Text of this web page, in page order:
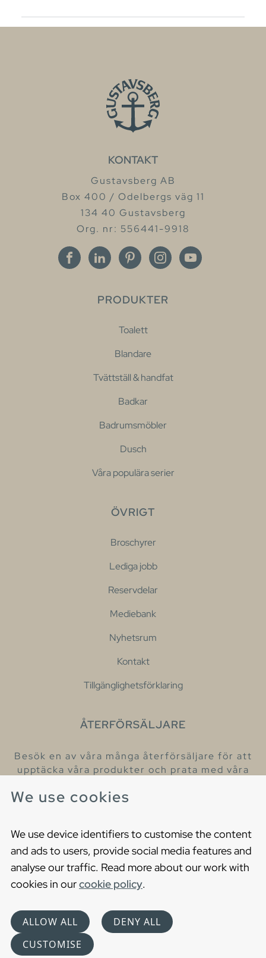
We use cookies
We use device identifiers to customise the content
and ads to users, provide social media features and
analyse our traffic. Read more about our work with
cookies in ourcookie policy.
ALLOW ALL
DENY ALL
CUSTOMISE
KONTAKT
Gustavsberg AB
Box 400 / Odelbergs väg 11
134 40 Gustavsberg
Org. nr: 556441-9918
PRODUKTER
Toalett
Blandare
Tvättställ & handfat
Badkar
Badrumsmöbler
Dusch
Våra populära serier
ÖVRIGT
Broschyrer
Lediga jobb
Reservdelar
Mediebank
Nyhetsrum
Kontakt
Tillgänglighetsförklaring
ÅTERFÖRSÄLJARE
Besök en av våra många återförsäljare för att
upptäcka våra produkter och prata med våra
Cookies
Privacy statement
Choose language